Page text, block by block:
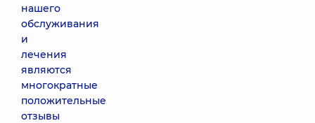
нашего
обслуживания
и
лечения
являются
многократные
положительные
отзывы